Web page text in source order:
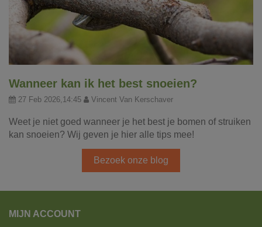
Wanneer kan ik het best snoeien?
27 Feb 2026,14:45 Vincent Van Kerschaver
Weet je niet goed wanneer je het best je bomen of struiken
kan snoeien? Wij geven je hier alle tips mee!
Bezoek onze blog
MIJN ACCOUNT